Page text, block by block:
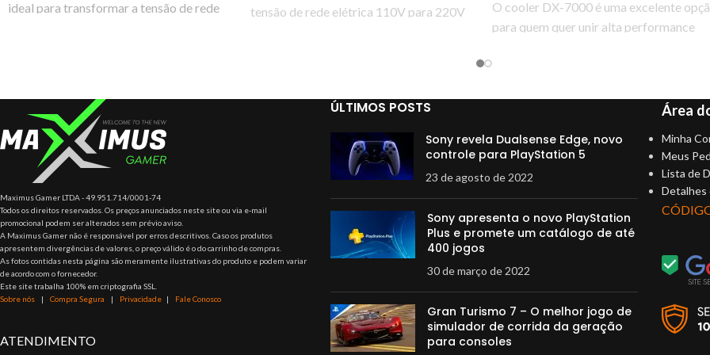
ideal para transformar a tensão de rede
tensão de rede elétrica 110V para 220V
O cooler DX-7000 é uma excelente
para quem quer unir alta performance
Maximus Gamer LTDA - 49.951.714/0001-74
Todos os direitos reservados. Os preços anunciados neste site ou via e-mail
promocional podem ser alterados sem prévio aviso.
A Maximus Gamer não é responsável por erros descritivos. Caso os produtos
apresentem divergências de valores, o preço válido é o do carrinho de compras.
As fotos contidas nesta página são meramente ilustrativas do produto e podem variar
de acordo com o fornecedor.
Este site trabalha 100% em criptografia SSL.
Sobre nós | Compra Segura | Privacidade | Fale Conosco
ATENDIMENTO
ÚLTIMOS POSTS
Sony revela Dualsense Edge, novo
controle para PlayStation 5
23 de agosto de 2022
Sony apresenta o novo PlayStation
Plus e promete um catálogo de até
400 jogos
30 de março de 2022
Gran Turismo 7 – O melhor jogo de
simulador de corrida da geração
para consoles
Área
Minha
Meus
Lista de
Detalhes